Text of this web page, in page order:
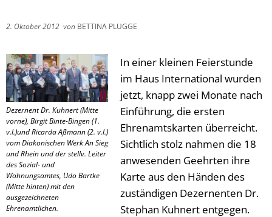
2. Oktober 2012 von BETTINA PLUGGE
Dezernent Dr. Kuhnert (Mitte
vorne), Birgit Binte-Bingen (1.
v.l.)und Ricarda Aßmann (2. v.l.)
vom Diakonischen Werk An Sieg
und Rhein und der stellv. Leiter
des Sozial- und
Wohnungsamtes, Udo Bartke
(Mitte hinten) mit den
ausgezeichneten
Ehrenamtlichen.
In einer kleinen Feierstunde
im Haus International wurden
jetzt, knapp zwei Monate nach
Einführung, die ersten
Ehrenamtskarten überreicht.
Sichtlich stolz nahmen die 18
anwesenden Geehrten ihre
Karte aus den Händen des
zuständigen Dezernenten Dr.
Stephan Kuhnert entgegen.